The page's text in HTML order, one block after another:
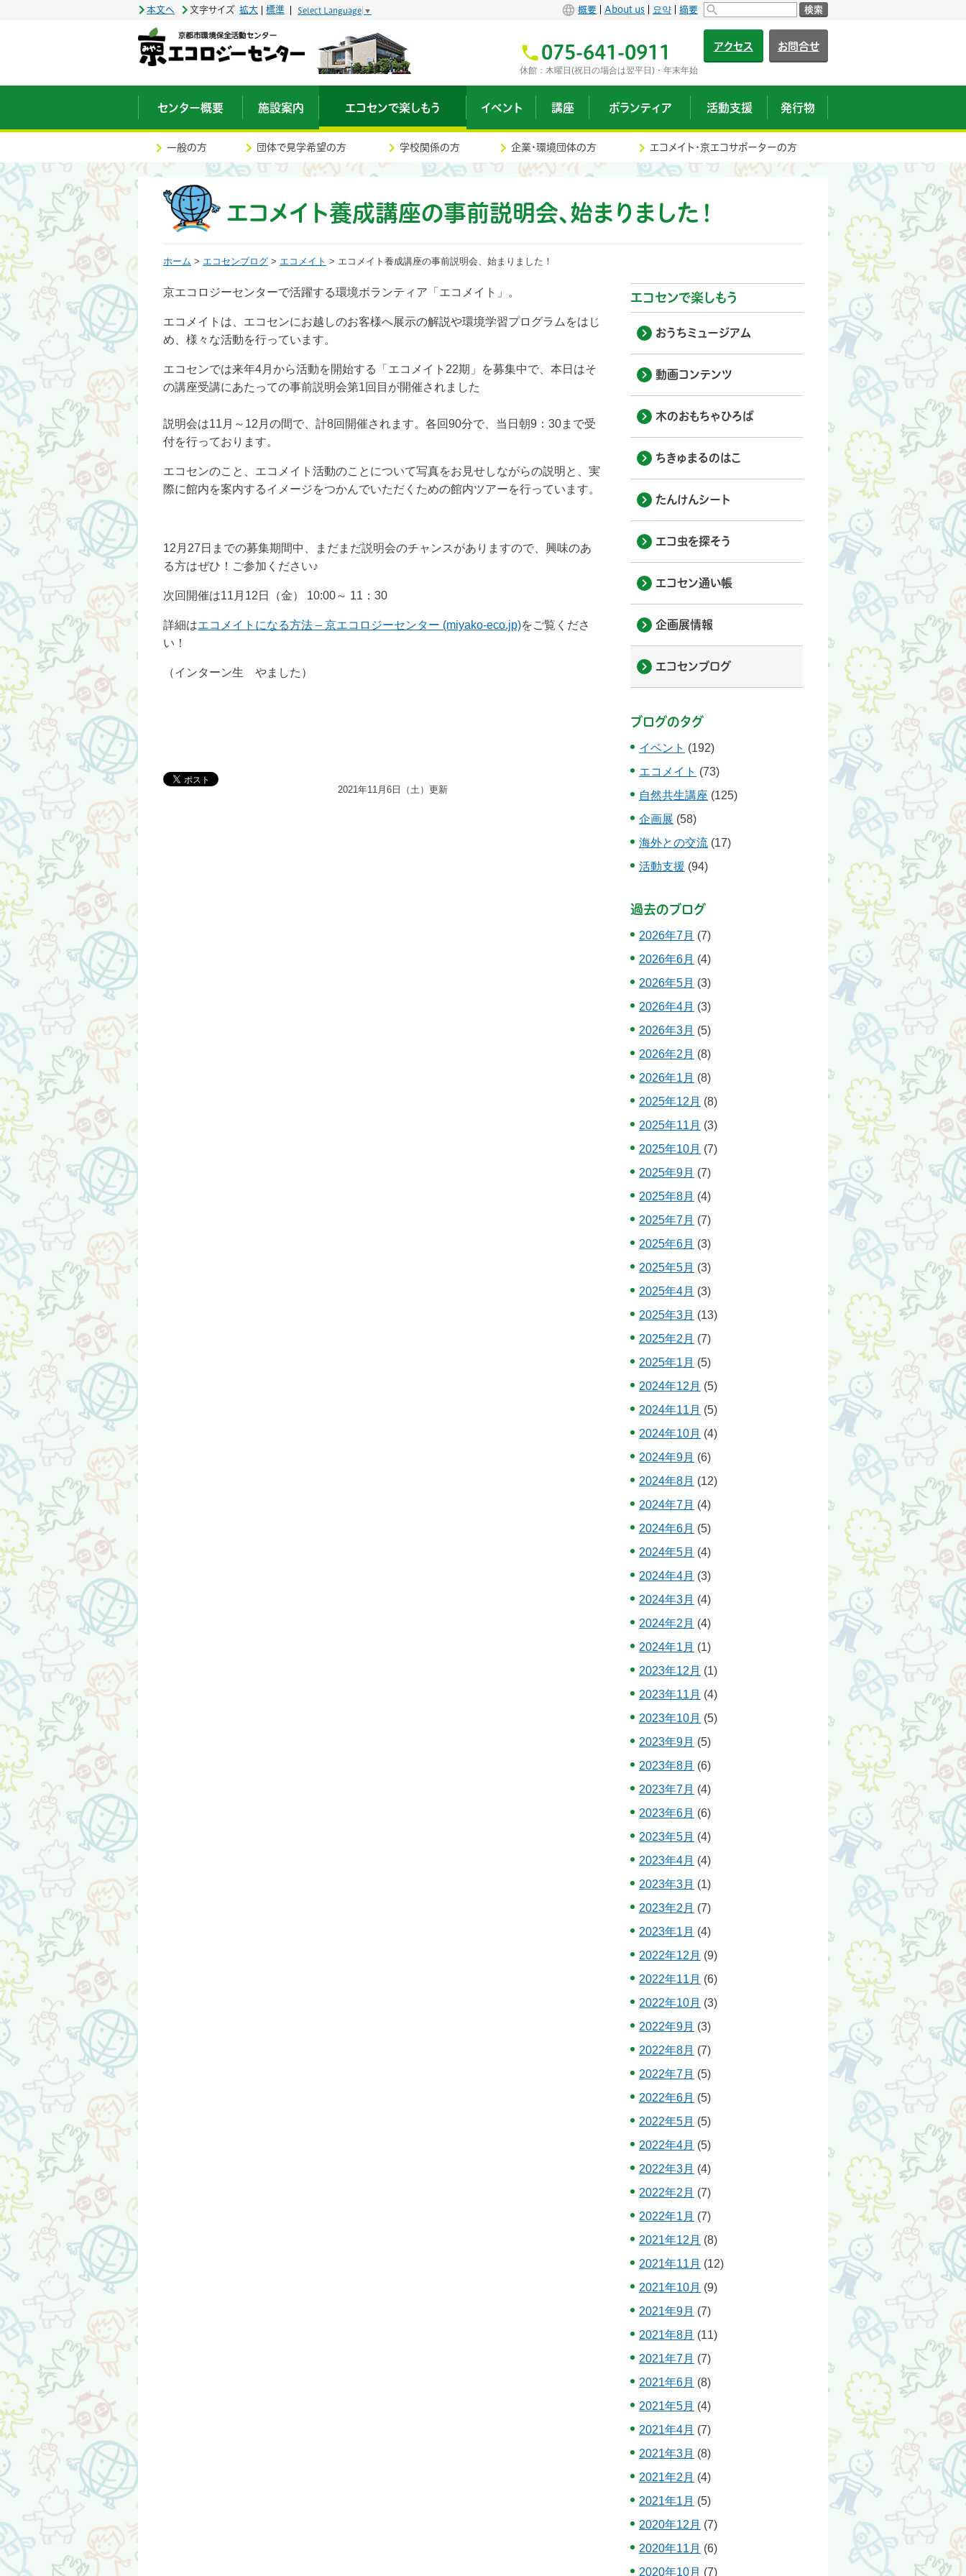
本文へ 文字サイズ 拡大 標準 Select Language ▼ 概要 About us 요약 摘要 検索
075-641-0911
休館：木曜日(祝日の場合は翌平日)・年末年始
アクセス お問合せ
センター概要 施設案内 エコセンで楽しもう イベント 講座 ボランティア 活動支援 発行物
一般の方 団体で見学希望の方 学校関係の方 企業・環境団体の方 エコメイト・京エコサポーターの方
エコメイト養成講座の事前説明会、始まりました！
ホーム > エコセンブログ > エコメイト > エコメイト養成講座の事前説明会、始まりました！
京エコロジーセンターで活躍する環境ボランティア「エコメイト」。
エコメイトは、エコセンにお越しのお客様へ展示の解説や環境学習プログラムをはじ
め、様々な活動を行っています。
エコセンでは来年4月から活動を開始する「エコメイト22期」を募集中で、本日はそ
の講座受講にあたっての事前説明会第1回目が開催されました
説明会は11月～12月の間で、計8回開催されます。各回90分で、当日朝9：30まで受
付を行っております。
エコセンのこと、エコメイト活動のことについて写真をお見せしながらの説明と、実
際に館内を案内するイメージをつかんでいただくための館内ツアーを行っています。
12月27日までの募集期間中、まだまだ説明会のチャンスがありますので、興味のあ
る方はぜひ！ご参加ください♪
次回開催は11月12日（金） 10:00～ 11：30
詳細はエコメイトになる方法 – 京エコロジーセンター (miyako-eco.jp)をご覧くださ
い！
（インターン生 やました）
2021年11月6日（土）更新
エコセンで楽しもう
おうちミュージアム
動画コンテンツ
木のおもちゃひろば
ちきゅまるのはこ
たんけんシート
エコ虫を探そう
エコセン通い帳
企画展情報
エコセンブログ
ブログのタグ
イベント (192)
エコメイト (73)
自然共生講座 (125)
企画展 (58)
海外との交流(17)
活動支援 (94)
過去のブログ
2026年7月 (7)
2026年6月 (4)
2026年5月 (3)
2026年4月 (3)
2026年3月 (5)
2026年2月 (8)
2026年1月 (8)
2025年12月 (8)
2025年11月 (3)
2025年10月 (7)
2025年9月 (7)
2025年8月 (4)
2025年7月 (7)
2025年6月 (3)
2025年5月 (3)
2025年4月 (3)
2025年3月 (13)
2025年2月 (7)
2025年1月 (5)
2024年12月 (5)
2024年11月 (5)
2024年10月 (4)
2024年9月 (6)
2024年8月 (12)
2024年7月 (4)
2024年6月 (5)
2024年5月 (4)
2024年4月 (3)
2024年3月 (4)
2024年2月 (4)
2024年1月 (1)
2023年12月 (1)
2023年11月 (4)
2023年10月 (5)
2023年9月 (5)
2023年8月 (6)
2023年7月 (4)
2023年6月 (6)
2023年5月 (4)
2023年4月 (4)
2023年3月 (1)
2023年2月 (7)
2023年1月 (4)
2022年12月 (9)
2022年11月 (6)
2022年10月 (3)
2022年9月 (3)
2022年8月 (7)
2022年7月 (5)
2022年6月 (5)
2022年5月 (5)
2022年4月 (5)
2022年3月 (4)
2022年2月 (7)
2022年1月 (7)
2021年12月 (8)
2021年11月 (12)
2021年10月 (9)
2021年9月 (7)
2021年8月 (11)
2021年7月 (7)
2021年6月 (8)
2021年5月 (4)
2021年4月 (7)
2021年3月 (8)
2021年2月 (4)
2021年1月 (5)
2020年12月 (7)
2020年11月 (6)
2020年10月 (7)